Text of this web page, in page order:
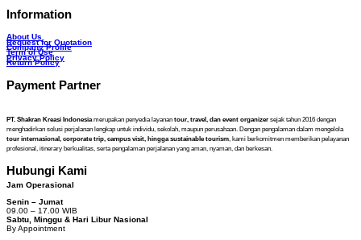
Information
About Us
Request for Quotation
Company Profile
Term of Use
Privacy Policy
Return Policy
Payment Partner
PT. Shakran Kreasi Indonesiamerupakan penyedia layanan tour, travel, dan event organizer sejak tahun 2016 dengan
menghadirkan solusi perjalanan lengkap untuk individu, sekolah, maupun perusahaan. Dengan pengalaman dalam mengelola
tour internasional, corporate trip, campus visit, hingga sustainable tourism, kami berkomitmen memberikan pelayanan
profesional, itinerary berkualitas, serta pengalaman perjalanan yang aman, nyaman, dan berkesan.
Hubungi Kami
Jam Operasional
Senin – Jumat
09.00 – 17.00 WIB
Sabtu, Minggu & Hari Libur Nasional
By Appointment